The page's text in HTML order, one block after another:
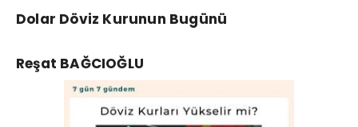
Dolar Döviz Kurunun Bugünü
Reşat BAĞCIOĞLU